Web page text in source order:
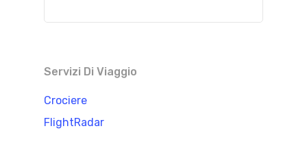
Servizi Di Viaggio
Crociere
FlightRadar